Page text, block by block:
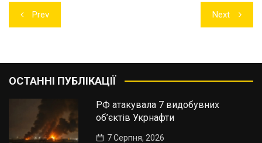
Навігація
записів
Prev Next
ОСТАННІ ПУБЛІКАЦІЇ
РФ атакувала 7 видобувних
об’єктів Укрнафти
7 Серпня, 2026